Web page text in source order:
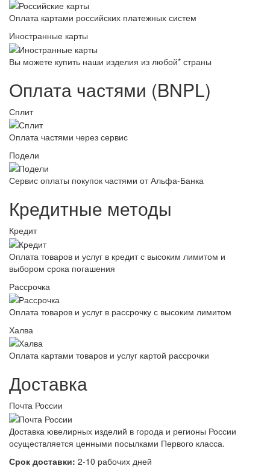
Оплата картами российских платежных систем
Иностранные карты
Вы можете купить наши изделия из любой* страны
Оплата частями (BNPL)
Сплит
Оплата частями через сервис
Подели
Сервис оплаты покупок частями от Альфа-Банка
Кредитные методы
Кредит
Оплата товаров и услуг в кредит с высоким лимитом и
выбором срока погашения
Рассрочка
Оплата товаров и услуг в рассрочку с высоким лимитом
Халва
Оплата картами товаров и услуг картой рассрочки
Доставка
Почта России
Доставка ювелирных изделий в города и регионы России
осуществляется ценными посылками Первого класса.
Срок доставки: 2-10 рабочих дней